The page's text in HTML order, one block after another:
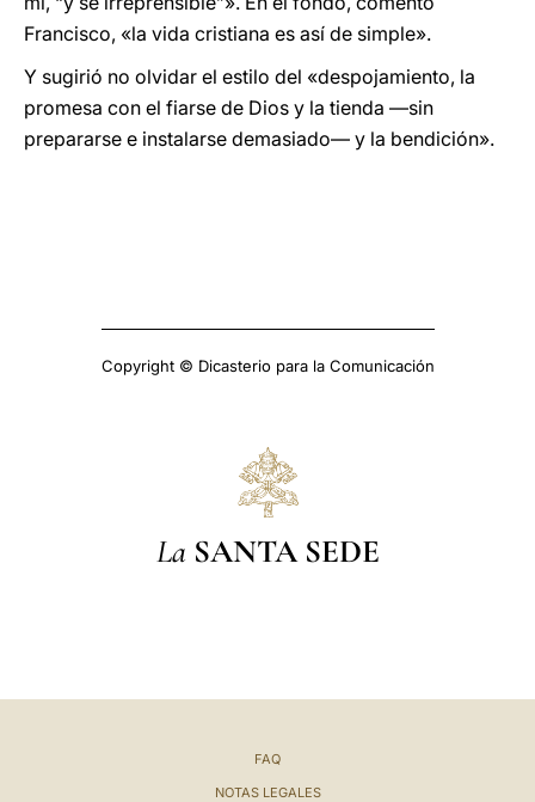
Francisco, «la vida cristiana es así de simple».
Y sugirió no olvidar el estilo del «despojamiento, la
promesa con el fiarse de Dios y la tienda —sin
prepararse e instalarse demasiado— y la bendición».
Copyright © Dicasterio para la Comunicación
La SANTA SEDE
FAQ
NOTAS LEGALES